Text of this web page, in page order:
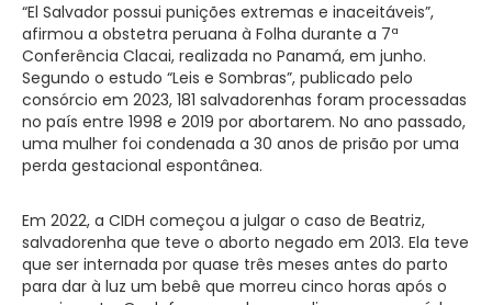
“El Salvador possui punições extremas e inaceitáveis”,
afirmou a obstetra peruana à Folha durante a 7ª
Conferência Clacai, realizada no Panamá, em junho.
Segundo o estudo “Leis e Sombras”, publicado pelo
consórcio em 2023, 181 salvadorenhas foram processadas
no país entre 1998 e 2019 por abortarem. No ano passado,
uma mulher foi condenada a 30 anos de prisão por uma
perda gestacional espontânea.
Em 2022, a CIDH começou a julgar o caso de Beatriz,
salvadorenha que teve o aborto negado em 2013. Ela teve
que ser internada por quase três meses antes do parto
para dar à luz um bebê que morreu cinco horas após o